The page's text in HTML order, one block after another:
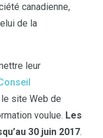
canadienne,
de la
leur
le site Web de
voulue. Les
30 juin 2017.